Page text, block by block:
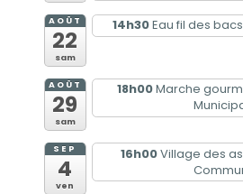
AOÛT
22
sam
14h30Eau fil des bacs
AOÛT
29
sam
18h00Marche
SEP
4
ven
16h00Village des